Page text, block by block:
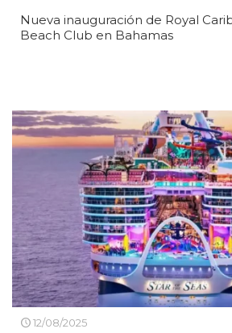
Nueva inauguración de Royal
Beach Club en Bahamas
12/08/2025